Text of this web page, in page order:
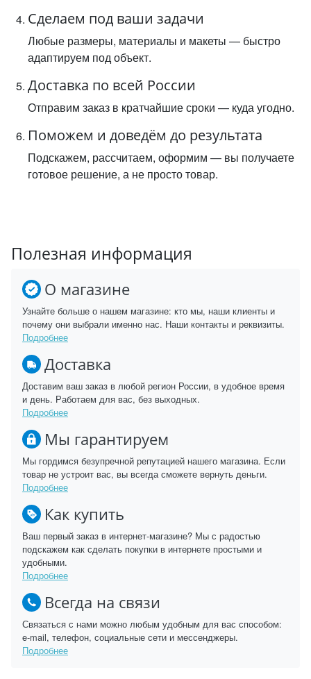
Сделаем под ваши задачи
Любые размеры, материалы и макеты — быстро
адаптируем под объект.
Доставка по всей России
Отправим заказ в кратчайшие сроки — куда угодно.
Поможем и доведём до результата
Подскажем, рассчитаем, оформим — вы получаете
готовое решение, а не просто товар.
Полезная информация
О магазине
Узнайте больше о нашем магазине: кто мы, наши клиенты и
почему они выбрали именно нас. Наши контакты и реквизиты.
Подробнее
Доставка
Доставим ваш заказ в любой регион России, в удобное время
и день. Работаем для вас, без выходных.
Подробнее
Мы гарантируем
Мы гордимся безупречной репутацией нашего магазина. Если
товар не устроит вас, вы всегда сможете вернуть деньги.
Подробнее
Как купить
Ваш первый заказ в интернет-магазине? Мы с радостью
подскажем как сделать покупки в интернете простыми и
удобными.
Подробнее
Всегда на связи
Связаться с нами можно любым удобным для вас способом:
e-mail, телефон, социальные сети и мессенджеры.
Подробнее